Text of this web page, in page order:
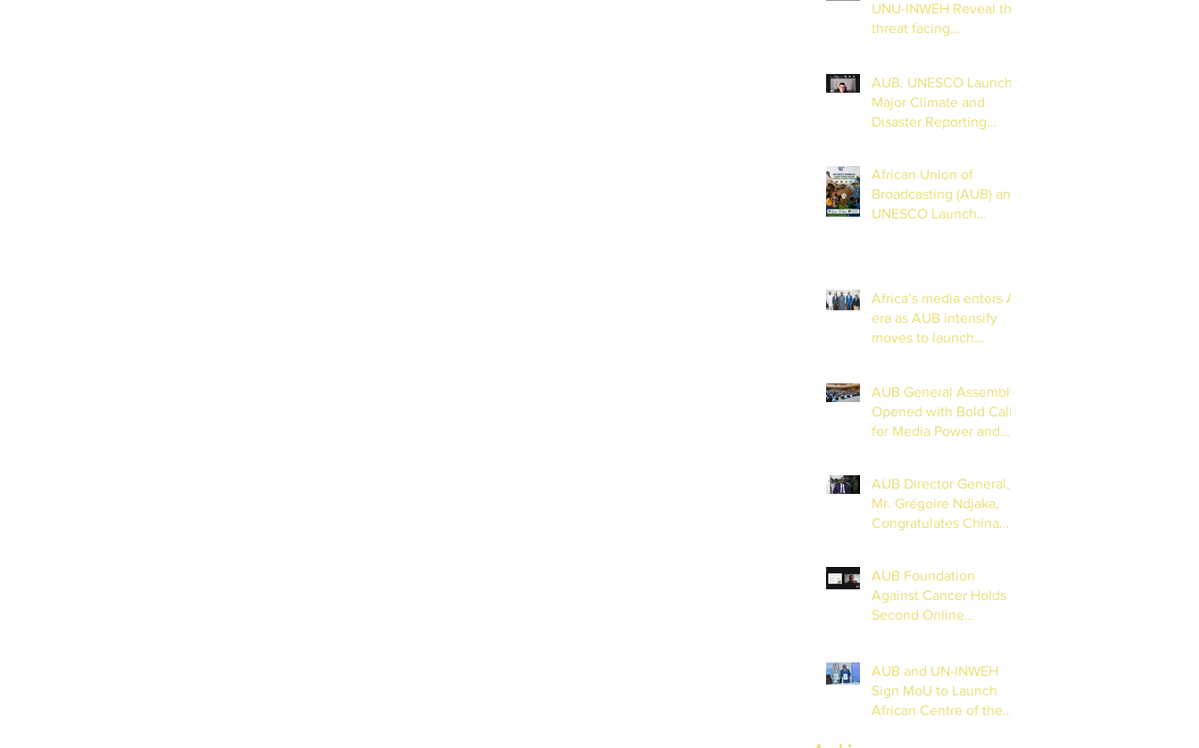
UNU-INWEH Reveal the
threat facing
AUB, UNESCO Launch
Major Climate and
Disaster Reporting
African Union of
Broadcasting (AUB) and
UNESCO Launch
Chad Basin
Africa’s media enters AI
era as AUB intensify
moves to launch
AUB General Assembly
Opened with Bold Calls
for Media Power and
AUB Director General,
Mr. Grégoire Ndjaka,
Congratulates China
AUB Foundation
Against Cancer Holds
Second Online
Journalists
AUB and UN-INWEH
Sign MoU to Launch
African Centre of the